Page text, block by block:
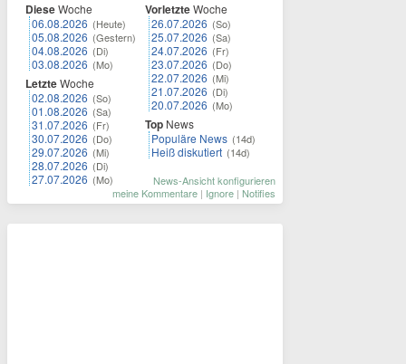
DieseWoche
06.08.2026 (Heute)
05.08.2026 (Gestern)
04.08.2026 (Di)
03.08.2026 (Mo)
LetzteWoche
02.08.2026 (So)
01.08.2026 (Sa)
31.07.2026 (Fr)
30.07.2026 (Do)
29.07.2026 (Mi)
28.07.2026 (Di)
27.07.2026 (Mo)
VorletzteWoche
26.07.2026 (So)
25.07.2026 (Sa)
24.07.2026 (Fr)
23.07.2026 (Do)
22.07.2026 (Mi)
21.07.2026 (Di)
20.07.2026 (Mo)
Top News
Populäre News (14d)
Heiß diskutiert (14d)
News-Ansicht konfigurieren
meine Kommentare | Ignore | Notifies